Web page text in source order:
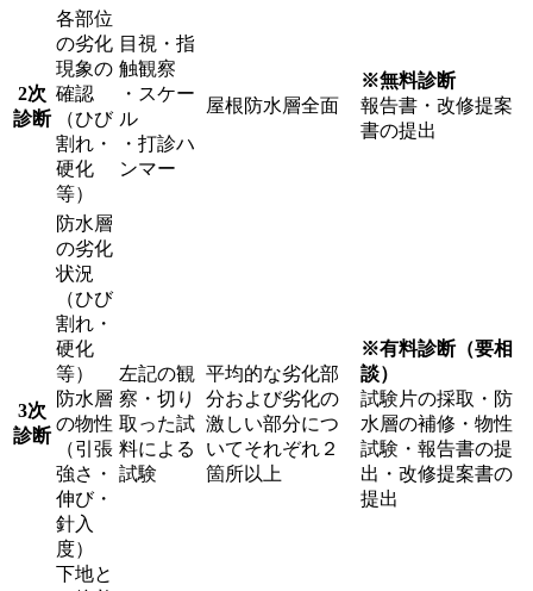
2次
診断
各部位
の劣化
現象の
確認
（ひび
割れ・
硬化
等）
目視・指
触観察
・スケー
ル
・打診ハ
ンマー
屋根防水層全面
※無料診断
報告書・改修提案
書の提出
3次
診断
防水層
の劣化
状況
（ひび
割れ・
硬化
等）
防水層
の物性
（引張
強さ・
伸び・
針入
度）
下地と
左記の観
察・切り
取った試
料による
試験
平均的な劣化部
分および劣化の
激しい部分につ
いてそれぞれ２
箇所以上
※有料診断（要相
談）
試験片の採取・防
水層の補修・物性
試験・報告書の提
出・改修提案書の
提出